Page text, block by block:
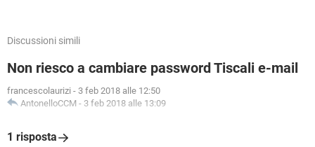
Discussioni simili
Non riesco a cambiare password Tiscali e-mail
francescolaurizi - 3 feb 2018 alle 12:50
AntonelloCCM - 3 feb 2018 alle 13:09
1 risposta